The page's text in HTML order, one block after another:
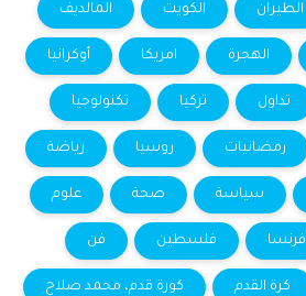
الطيران الكويت المالديف
الهجرة امريكا أوكرانيا
تداول تركيا تكنولوجيا
رمضانيات روسيا رياضة
سياسة صحة علوم
فرنسا فلسطين فن
كرة القدم كورة قدم، محمد صلاح